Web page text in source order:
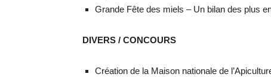
Grande Fête des miels – Un bilan des plus
DIVERS / CONCOURS
Création de la Maison nationale de